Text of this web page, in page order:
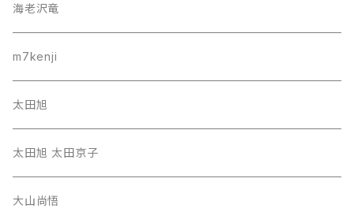
海老沢竜
m7kenji
太田旭
太田旭 太田京子
大山尚悟